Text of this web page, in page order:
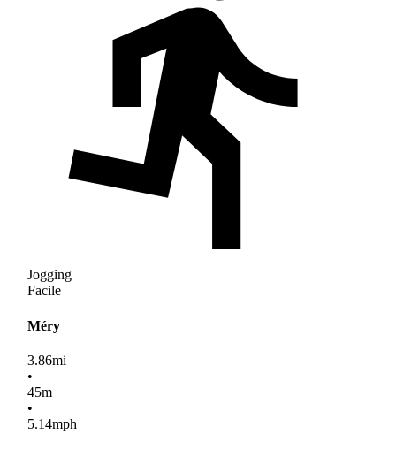
Jogging
Facile
Méry
3.86mi
•
45m
•
5.14mph